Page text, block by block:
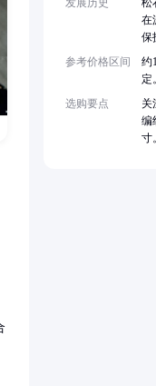
在
保
参考价格区间
约
定。
选购要点
关
编
寸。